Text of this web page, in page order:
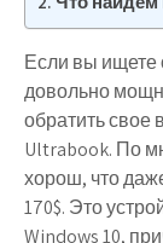
Если вы ищете
довольно
обратить свое
Ultrabook. По
хорош, что
170$. Это
Windows 10,